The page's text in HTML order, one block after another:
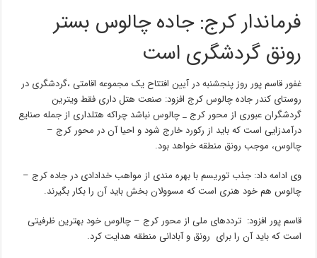
فرماندار کرج: جاده چالوس بستر
رونق گردشگری است
غفور قاسم پور روز پنجشنبه در آیین افتتاح یک مجموعه اقامتی ،گردشگری در
روستای کندر جاده چالوس کرج افزود: صنعت هتل داری فقط ویترین
گردشگران عبوری از محور کرج _ چالوس نباشد چراکه هتلداری از جمله صنایع
درآمدزایی است که باید از رکورد خارج شود و احیا آن در محور کرج –
چالوس، موجب رونق منطقه خواهد بود.
وی ادامه داد: جذب توریسم با بهره مندی از مواهب خدادادی در جاده کرج –
چالوس هم خود هنری است که مسوولان بخش باید آن را بکار بگیرند.
قاسم پور افزود: ترددهای ملی از محور کرج – چالوس خود بهترین ظرفیتی
است که باید آن را برای رونق و آبادانی منطقه هدایت کرد.